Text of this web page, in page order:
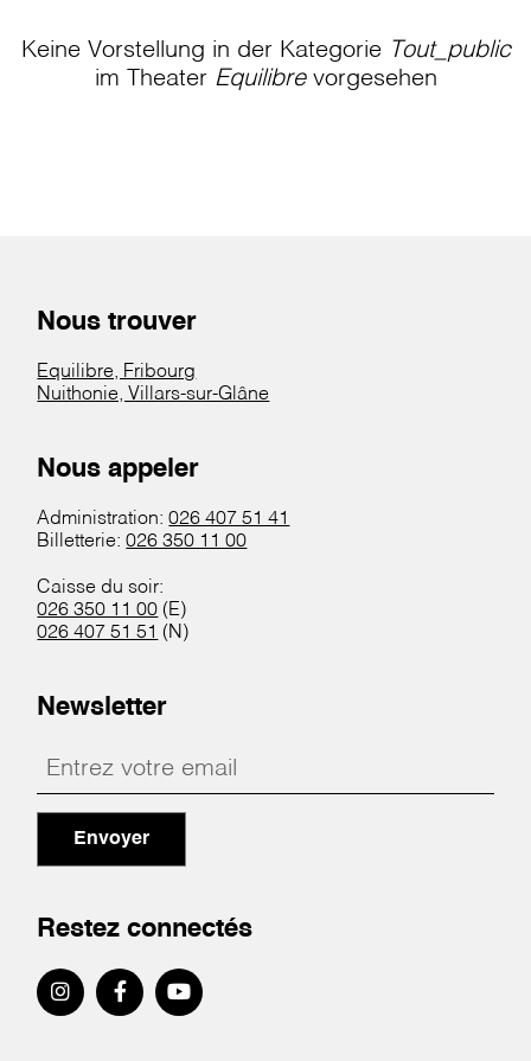
Keine Vorstellung in der Kategorie Tout_public
im Theater Equilibrevorgesehen
Nous trouver
Equilibre, Fribourg
Nuithonie, Villars-sur-Glâne
Nous appeler
Administration:026 407 51 41
Billetterie:026 350 11 00
Caisse du soir:
026 350 11 00 (E)
026 407 51 51 (N)
Newsletter
Envoyer
Restez connectés